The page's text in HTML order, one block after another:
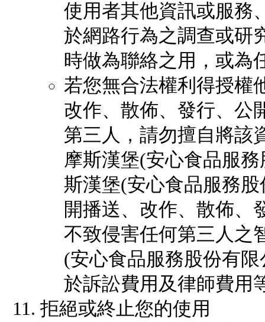
使用者其他資訊或服務
於網路行為之調查或研
時做為聯絡之用，或為
若您無合法權利得授權
改作、散佈、發行、公
第三人，請勿擅自將該
摩斯漢堡(安心食品服
斯漢堡(安心食品服務
開播送、改作、散佈、
不致侵害任何第三人之
(安心食品服務股份有
於訴訟費用及律師費用
拒絕或終止您的使用